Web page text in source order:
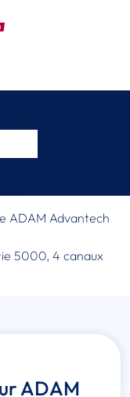
ADAM Advantech
5000, 4 canaux
ADAM